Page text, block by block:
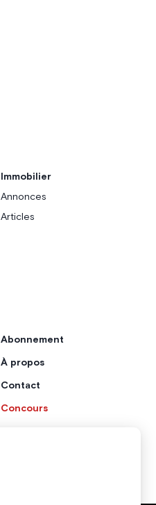
Immobilier
Annonces
Articles
Abonnement
À propos
Contact
Concours